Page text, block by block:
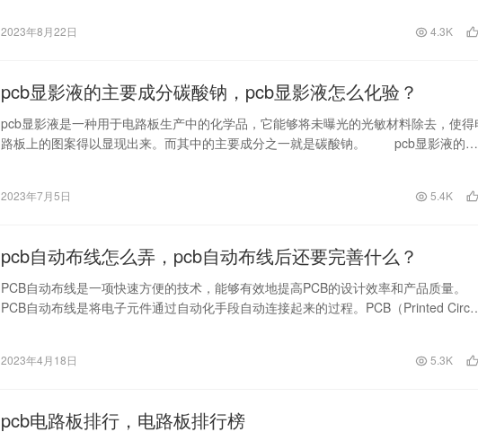
2023年8月22日 4.3K
pcb显影液的主要成分碳酸钠，pcb显影液怎么化验？
pcb显影液是一种用于电路板生产中的化学品，它能够将未曝光的光敏材料除去，使得
路板上的图案得以显现出来。而其中的主要成分之一就是碳酸钠。 pcb显影液的化
2023年7月5日 5.4K
pcb自动布线怎么弄，pcb自动布线后还要完善什么？
PCB自动布线是一项快速方便的技术，能够有效地提高PCB的设计效率和产品质量。
PCB自动布线是将电子元件通过自动化手段自动连接起来的过程。PCB（Printed
2023年4月18日 5.3K
pcb电路板排行，电路板排行榜